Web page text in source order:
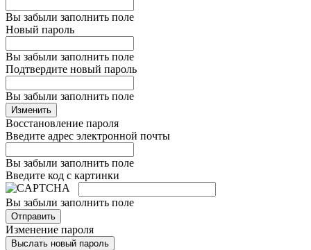
Вы забыли заполнить поле
Новый пароль
Вы забыли заполнить поле
Подтвердите новый пароль
Вы забыли заполнить поле
Изменить
Восстановление пароля
Введите адрес электронной почты
Вы забыли заполнить поле
Введите код с картинки
Вы забыли заполнить поле
Отправить
Изменение пароля
Выслать новый пароль